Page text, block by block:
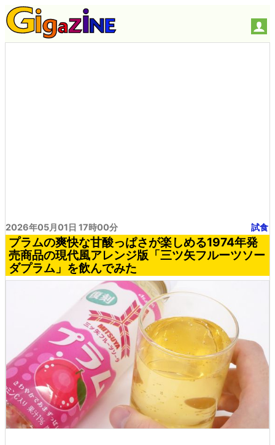
2026年05月01日 17時00分 試食
プラムの爽快な甘酸っぱさが楽しめる1974年発
売商品の現代風アレンジ版「三ツ矢フルーツソー
ダプラム」を飲んでみた